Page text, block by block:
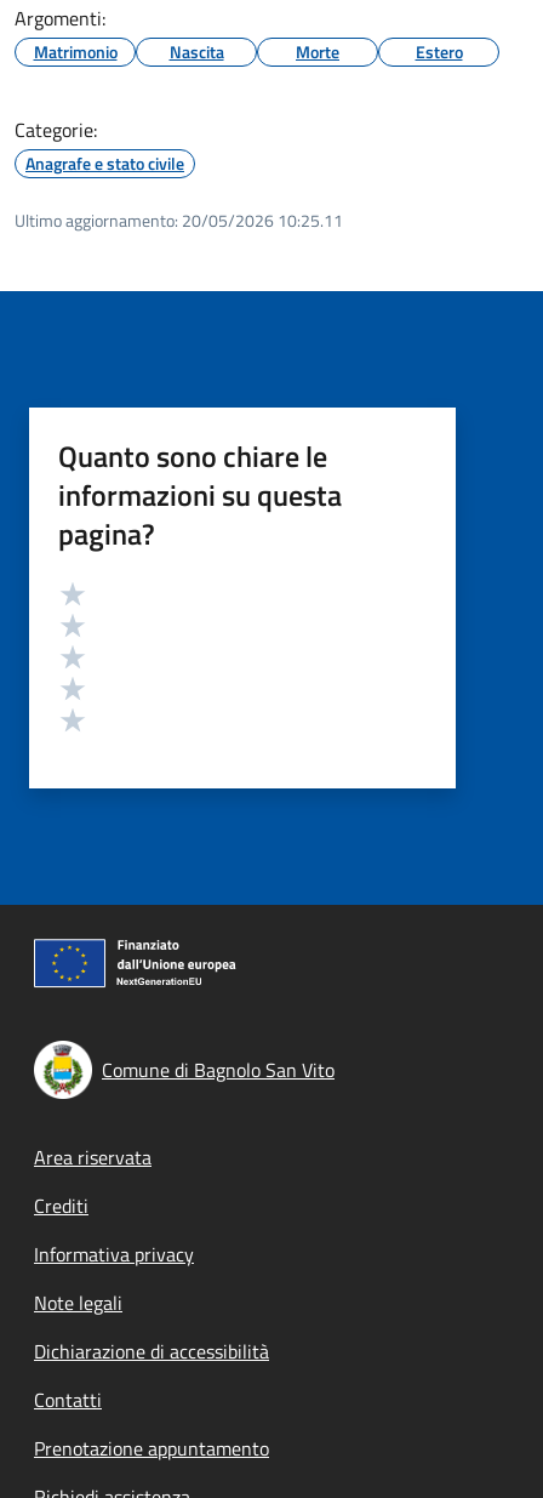
Argomenti:
Matrimonio Nascita Morte Estero
Categorie:
Anagrafe e stato civile
Ultimo aggiornamento: 20/05/2026 10:25.11
Quanto sono chiare le
informazioni su questa
pagina?
Valutazione
Comune di Bagnolo San Vito
Footer menu
Area riservata
Crediti
Informativa privacy
Note legali
Dichiarazione di accessibilità
Contatti
Prenotazione appuntamento